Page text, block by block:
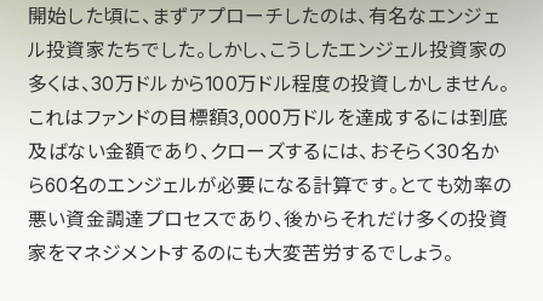
開始した頃に、まずアプローチしたのは、有名なエンジェ
ル投資家たちでした。しかし、こうしたエンジェル投資家の
多くは、30万ドルから100万ドル程度の投資しかしません。
これはファンドの目標額3,000万ドルを達成するには到底
及ばない金額であり、クローズするには、おそらく30名か
ら60名のエンジェルが必要になる計算です。とても効率の
悪い資金調達プロセスであり、後からそれだけ多くの投資
家をマネジメントするのにも大変苦労するでしょう。